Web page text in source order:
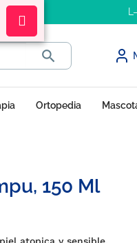

Ortopedia
150 Ml